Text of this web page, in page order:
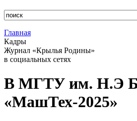
Главная
Кадры
Журнал «Крылья Родины»
в социальных сетях
В МГТУ им. Н.Э
«МашТех-2025»